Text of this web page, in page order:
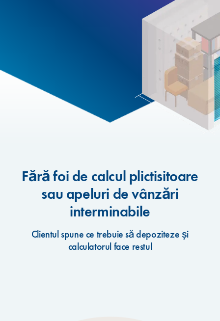
Fără foi de calcul plictisitoare
sau apeluri de vânzări
interminabile
Clientul spune ce trebuie să depoziteze și
calculatorul face restul